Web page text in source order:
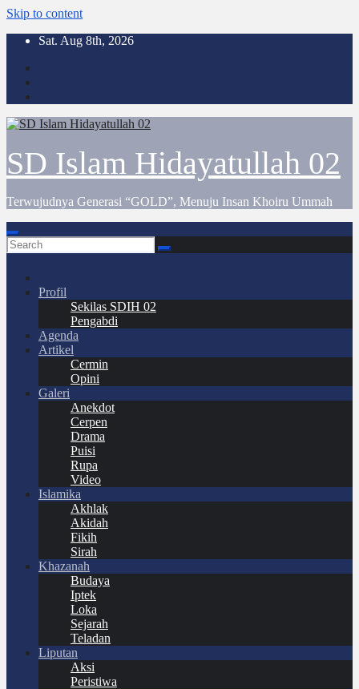
Skip to content
Sat. Aug 8th, 2026
SD Islam Hidayatullah 02
Terwujudnya Generasi “GOLD”, Menuju Insan Khoiru Ummah
Profil
Sekilas SDIH 02
Pengabdi
Agenda
Artikel
Cermin
Opini
Galeri
Anekdot
Cerpen
Drama
Puisi
Rupa
Video
Islamika
Akhlak
Akidah
Fikih
Sirah
Khazanah
Budaya
Iptek
Loka
Sejarah
Teladan
Liputan
Aksi
Peristiwa